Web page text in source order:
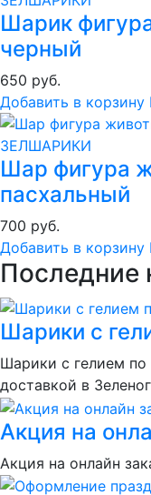
Шарик
черный
650 руб.
Добавить в корзину
Шар фигура
пасхальный
700 руб.
Добавить в корзину
Последние
Шарики с
Шарики с гелием по
доставкой в
Акция на
Акция на онлайн